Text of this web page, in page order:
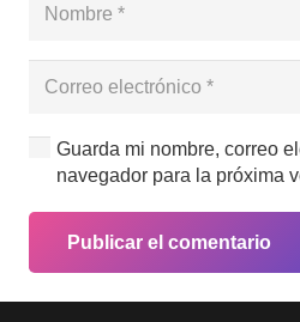
Guarda mi nombre, correo
navegador para la próxima
Publicar el comentario